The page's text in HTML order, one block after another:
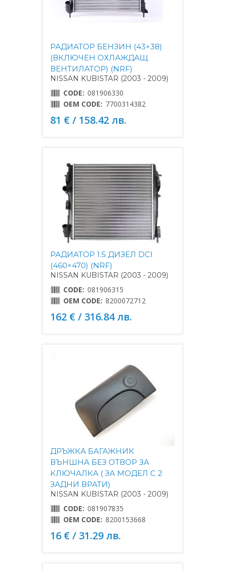
РАДИАТОР БЕНЗИН (43×38)
(ВКЛЮЧЕН ОХЛАЖДАЩ
ВЕНТИЛАТОР) (NRF)
NISSAN KUBISTAR (2003 - 2009)
CODE: 081906330
OEM CODE: 7700314382
81 € / 158.42 лв.
РАДИАТОР 1.5 ДИЗЕЛ DCI
(460×470) (NRF)
NISSAN KUBISTAR (2003 - 2009)
CODE: 081906315
OEM CODE: 8200072712
162 € / 316.84 лв.
ДРЪЖКА БАГАЖНИК
ВЪНШНА БЕЗ ОТВОР ЗА
КЛЮЧАЛКА ( ЗА МОДЕЛ С 2
ЗАДНИ ВРАТИ)
NISSAN KUBISTAR (2003 - 2009)
CODE: 081907835
OEM CODE: 8200153668
16 € / 31.29 лв.